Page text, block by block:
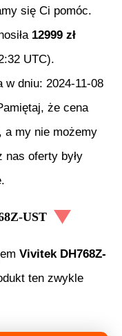
się Ci pomóc.
12999 zł
UTC).
w dniu: 2024-11-08
że cena
a my nie możemy
nas oferty były
UST
Vivitek DH768Z-
ten zwykle